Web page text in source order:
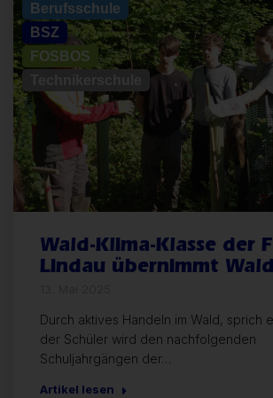
Berufsschule
BSZ
FOSBOS
Wald-Klima-Klasse der
Lindau übernimmt Wald
Durch aktives Handeln im Wald, sprich
der Schüler wird den nachfolgenden
Schuljahrgängen der…
Artikel lesen